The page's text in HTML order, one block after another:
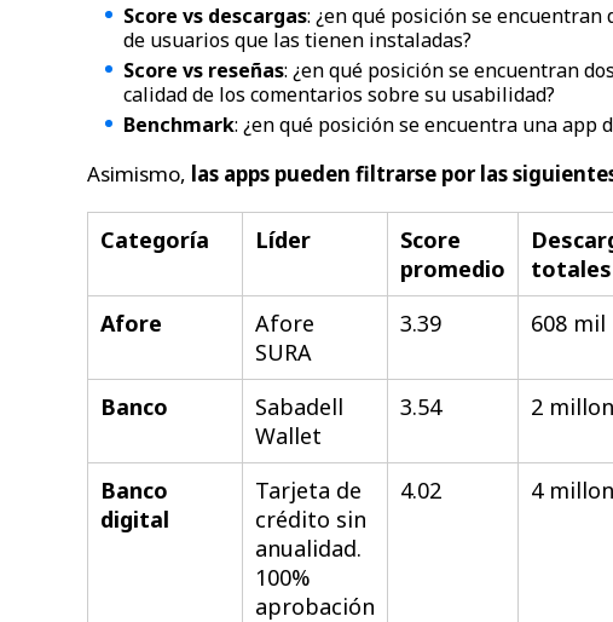
Score vs descargas: ¿en qué posición se
de usuarios que las tienen instaladas?
Score vs reseñas: ¿en qué posición se encuentran
calidad de los comentarios sobre su usabilidad?
Benchmark: ¿en qué posición se encuentra una app
Asimismo, las apps pueden filtrarse por las
Categoría Líder
Score
promedio
totales
Afore
Afore
SURA
3.39 608 mil
Banco
Sabadell
Wallet
3.54 2
Banco
digital
Tarjeta de
crédito sin
anualidad.
100%
aprobación
4.02 4